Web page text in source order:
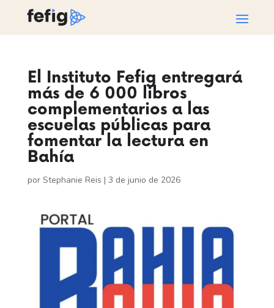
El Instituto Fefig entregará
más de 6 000 libros
complementarios a las
escuelas públicas para
fomentar la lectura en
Bahía
por Stephanie Reis | 3 de junio de 2026